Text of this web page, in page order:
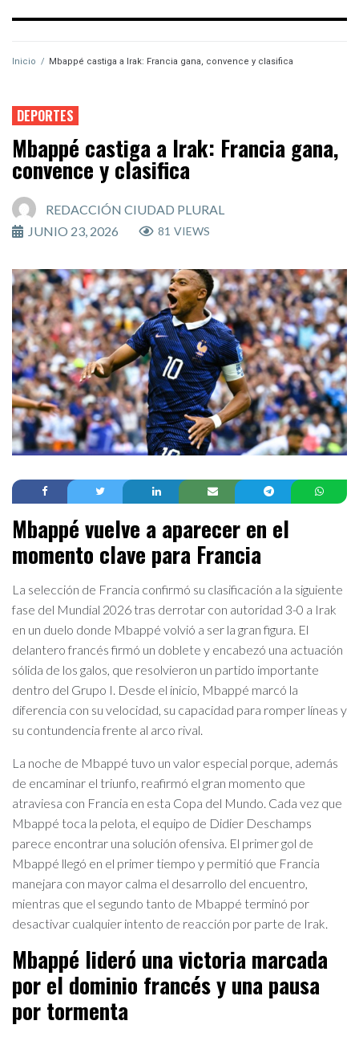
Inicio / Mbappé castiga a Irak: Francia gana, convence y clasifica
DEPORTES
Mbappé castiga a Irak: Francia gana,
convence y clasifica
REDACCIÓN CIUDAD PLURAL
JUNIO 23, 2026
81 VIEWS
Mbappé vuelve a aparecer en el
momento clave para Francia
La selección de Francia confirmó su clasificación a la siguiente
fase del Mundial 2026 tras derrotar con autoridad 3-0 a Irak
en un duelo donde Mbappé volvió a ser la gran figura. El
delantero francés firmó un doblete y encabezó una actuación
sólida de los galos, que resolvieron un partido importante
dentro del Grupo I. Desde el inicio, Mbappé marcó la
diferencia con su velocidad, su capacidad para romper líneas y
su contundencia frente al arco rival.
La noche de Mbappé tuvo un valor especial porque, además
de encaminar el triunfo, reafirmó el gran momento que
atraviesa con Francia en esta Copa del Mundo. Cada vez que
Mbappé toca la pelota, el equipo de Didier Deschamps
parece encontrar una solución ofensiva. El primer gol de
Mbappé llegó en el primer tiempo y permitió que Francia
manejara con mayor calma el desarrollo del encuentro,
mientras que el segundo tanto de Mbappé terminó por
desactivar cualquier intento de reacción por parte de Irak.
Mbappé lideró una victoria marcada
por el dominio francés y una pausa
por tormenta